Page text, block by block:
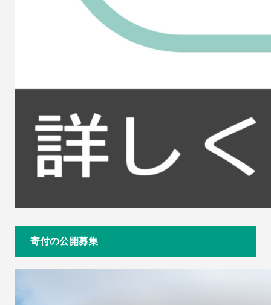
寄付の公開募集